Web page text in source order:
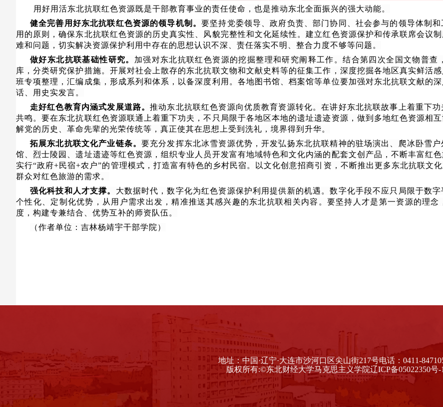
用好用活东北抗联红色资源既是干部教育事业的责任使命，也是推动东北全面振兴的强大动能。
健全完善用好东北抗联红色资源的领导机制。要坚持党委领导、政府负责、部门协同、社会参与的领导体制
用的原则，确保东北抗联红色资源的历史真实性、风貌完整性和文化延续性。建立红色资源保护和传承联席会议
难和问题，切实解决资源保护利用中存在的思想认识不深、责任落实不明、整合力度不够等问题。
做好东北抗联基础性研究。 加强对东北抗联红色资源的挖掘整理和研究阐释工作。结合第四次全国文物普
库，分类研究保护措施。开展对社会上散存的东北抗联文物和文献史料等的征集工作，深度挖掘各地区真实鲜活
班专项整理，汇编成集，形成系列和体系，以备深度利用。各地图书馆、档案馆等单位要加强对东北抗联文献的
话、用史实发言。
走好红色教育内涵式发展道路。推动东北抗联红色资源向优质教育资源转化。在讲好东北抗联故事上着重下
共鸣。要在东北抗联红色资源联通上着重下功夫，不只局限于各地区本地的遗址遗迹资源，做到多地红色资源相
解党的历史、革命先辈的光荣传统等，真正使其在思想上受到洗礼，境界得到升华。
拓展东北抗联文化产业链条。 要充分发挥东北冰雪资源优势，开发弘扬东北抗联精神的驻场演出、爬冰卧雪
馆、烈士陵园、遗址遗迹等红色资源，组织专业人员开发富有地域特色和文化内涵的配套文创产品，不断丰富红
实行“政府+民宿+农户”的管理模式，打造富有特色的乡村民宿。以文化创意招商引资，不断推出更多东北抗联文
群众对红色旅游的需求。
强化科技和人才支撑。 大数据时代，数字化为红色资源保护利用提供新的机遇。数字化手段不应只局限于数
个性化、定制化优势，从用户需求出发，精准推送其感兴趣的东北抗联相关内容。要坚持人才是第一资源的理
度，构建专兼结合、优势互补的师资队伍。
（作者单位：吉林杨靖宇干部学院）
地址：中国·辽宁·大连市沙河口区尖山街217号电话：0411-
版权所有:©东北财经大学马克思主义学院辽ICP备05022350号-1